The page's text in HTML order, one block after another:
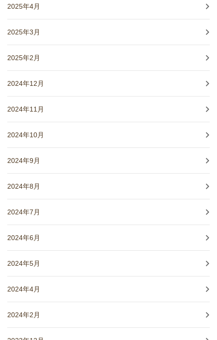
2025年4月
2025年3月
2025年2月
2024年12月
2024年11月
2024年10月
2024年9月
2024年8月
2024年7月
2024年6月
2024年5月
2024年4月
2024年2月